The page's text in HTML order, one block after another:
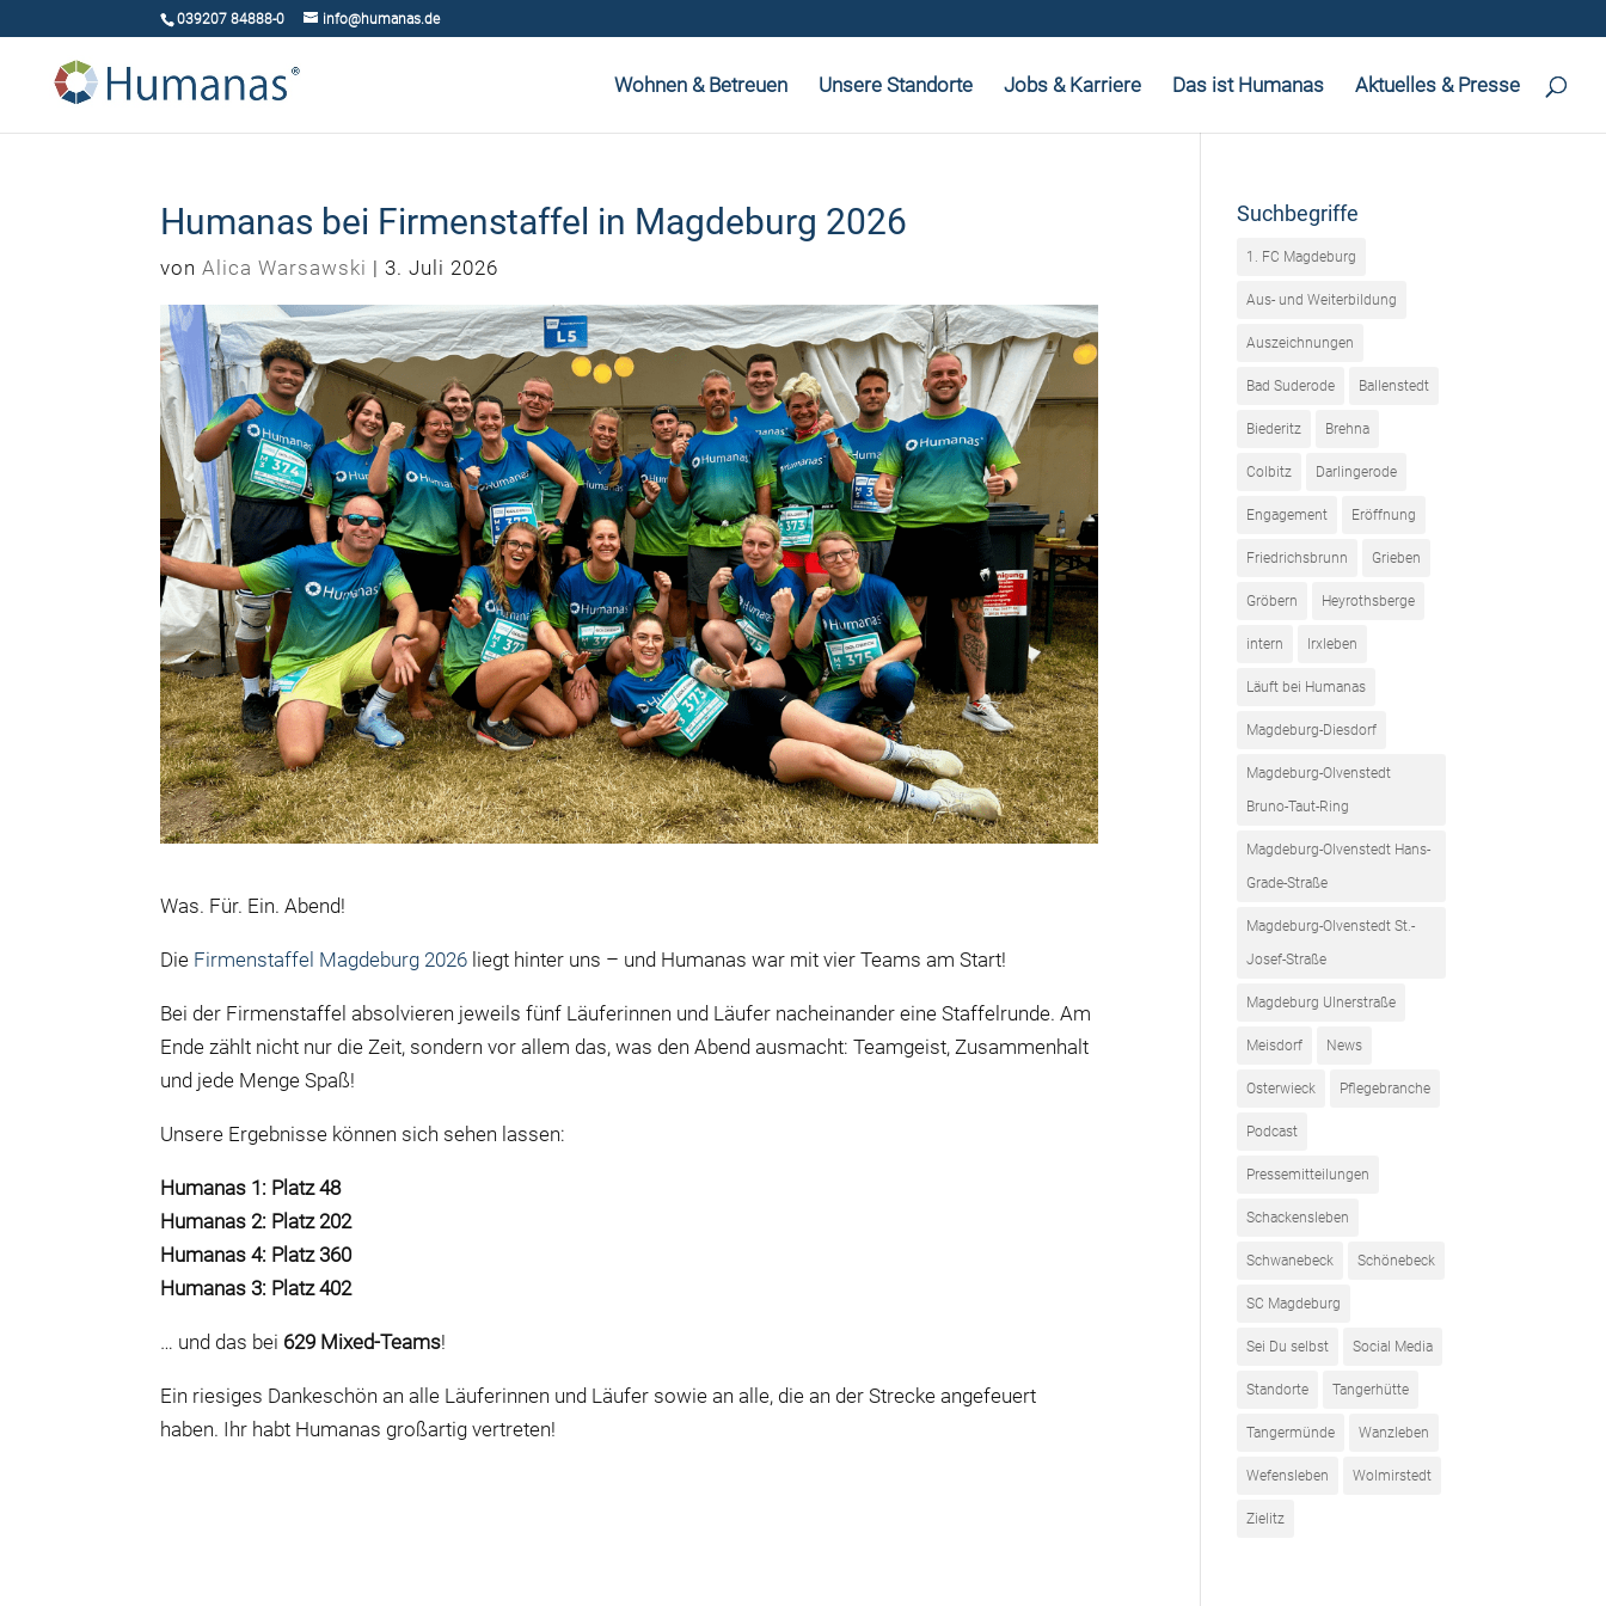
039207 84888-0 info@humanas.de
Wohnen & Betreuen Unsere Standorte Jobs & Karriere Das ist Humanas Aktuelles & Presse
Humanas bei Firmenstaffel in Magdeburg 2026
vonAlica Warsawski | 3. Juli 2026
Was. Für. Ein. Abend!
Die Firmenstaffel Magdeburg 2026 liegt hinter uns – und Humanas war mit vier Teams am Start!
Bei der Firmenstaffel absolvieren jeweils fünf Läuferinnen und Läufer nacheinander eine Staffelrunde. Am
Ende zählt nicht nur die Zeit, sondern vor allem das, was den Abend ausmacht: Teamgeist, Zusammenhalt
und jede Menge Spaß!
Unsere Ergebnisse können sich sehen lassen:
Humanas 1: Platz 48
Humanas 2: Platz 202
Humanas 4: Platz 360
Humanas 3: Platz 402
… und das bei 629 Mixed-Teams!
Ein riesiges Dankeschön an alle Läuferinnen und Läufer sowie an alle, die an der Strecke angefeuert
haben. Ihr habt Humanas großartig vertreten!
Suchbegriffe
1. FC Magdeburg
Aus- und Weiterbildung
Auszeichnungen
Bad Suderode Ballenstedt
Biederitz Brehna
Colbitz Darlingerode
Engagement Eröffnung
Friedrichsbrunn Grieben
Gröbern Heyrothsberge
intern Irxleben
Läuft bei Humanas
Magdeburg-Diesdorf
Magdeburg-Olvenstedt
Bruno-Taut-Ring
Magdeburg-Olvenstedt Hans-
Grade-Straße
Magdeburg-Olvenstedt St.-
Josef-Straße
Magdeburg Ulnerstraße
Meisdorf News
Osterwieck Pflegebranche
Podcast
Pressemitteilungen
Schackensleben
Schwanebeck Schönebeck
SC Magdeburg
Sei Du selbst Social Media
Standorte Tangerhütte
Tangermünde Wanzleben
Wefensleben Wolmirstedt
Zielitz